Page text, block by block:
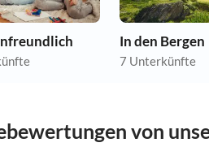
In den Bergen
7 Unterkünfte
von